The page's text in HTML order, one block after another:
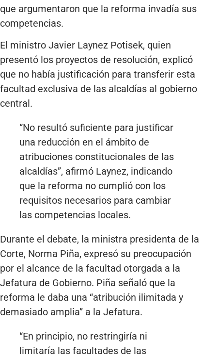
que argumentaron que la reforma invadía sus
competencias.
El ministro Javier Laynez Potisek, quien
presentó los proyectos de resolución, explicó
que no había justificación para transferir esta
facultad exclusiva de las alcaldías al gobierno
central.
“No resultó suficiente para justificar
una reducción en el ámbito de
atribuciones constitucionales de las
alcaldías”, afirmó Laynez, indicando
que la reforma no cumplió con los
requisitos necesarios para cambiar
las competencias locales.
Durante el debate, la ministra presidenta de la
Corte, Norma Piña, expresó su preocupación
por el alcance de la facultad otorgada a la
Jefatura de Gobierno. Piña señaló que la
reforma le daba una “atribución ilimitada y
demasiado amplia” a la Jefatura.
“En principio, no restringiría ni
limitaría las facultades de las